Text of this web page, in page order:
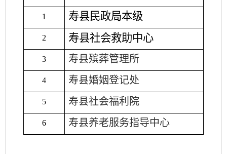
1 寿县民政局本级
2 寿县社会救助中心
3 寿县殡葬管理所
4 寿县婚姻登记处
5 寿县社会福利院
6 寿县养老服务指导中心